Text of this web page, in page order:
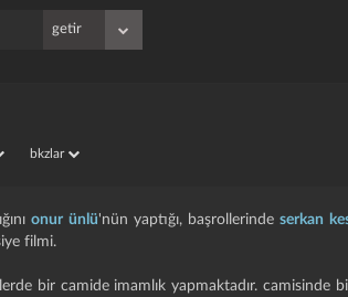
bkzlar
onur ünlü'nün yaptığı, başrollerindeserkan
filmi.
bir camide imamlık yapmaktadır. camisinde